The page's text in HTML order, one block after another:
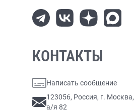
КОНТАКТЫ
Написать сообщение
123056, Россия, г. Москва,
а/я 82